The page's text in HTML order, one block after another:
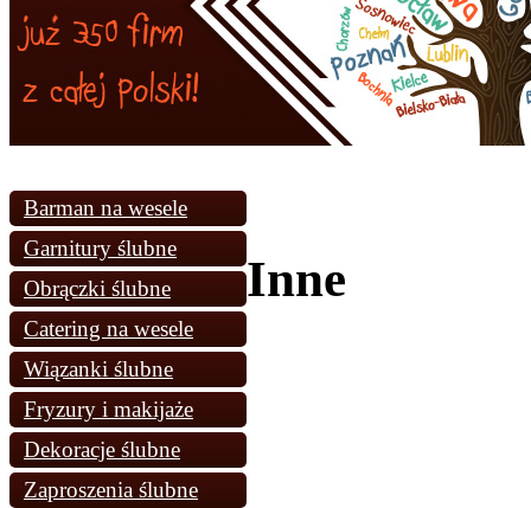
Barman na wesele
Garnitury ślubne
Obrączki ślubne
Catering na wesele
Wiązanki ślubne
Fryzury i makijaże
Dekoracje ślubne
Zaproszenia ślubne
Inne